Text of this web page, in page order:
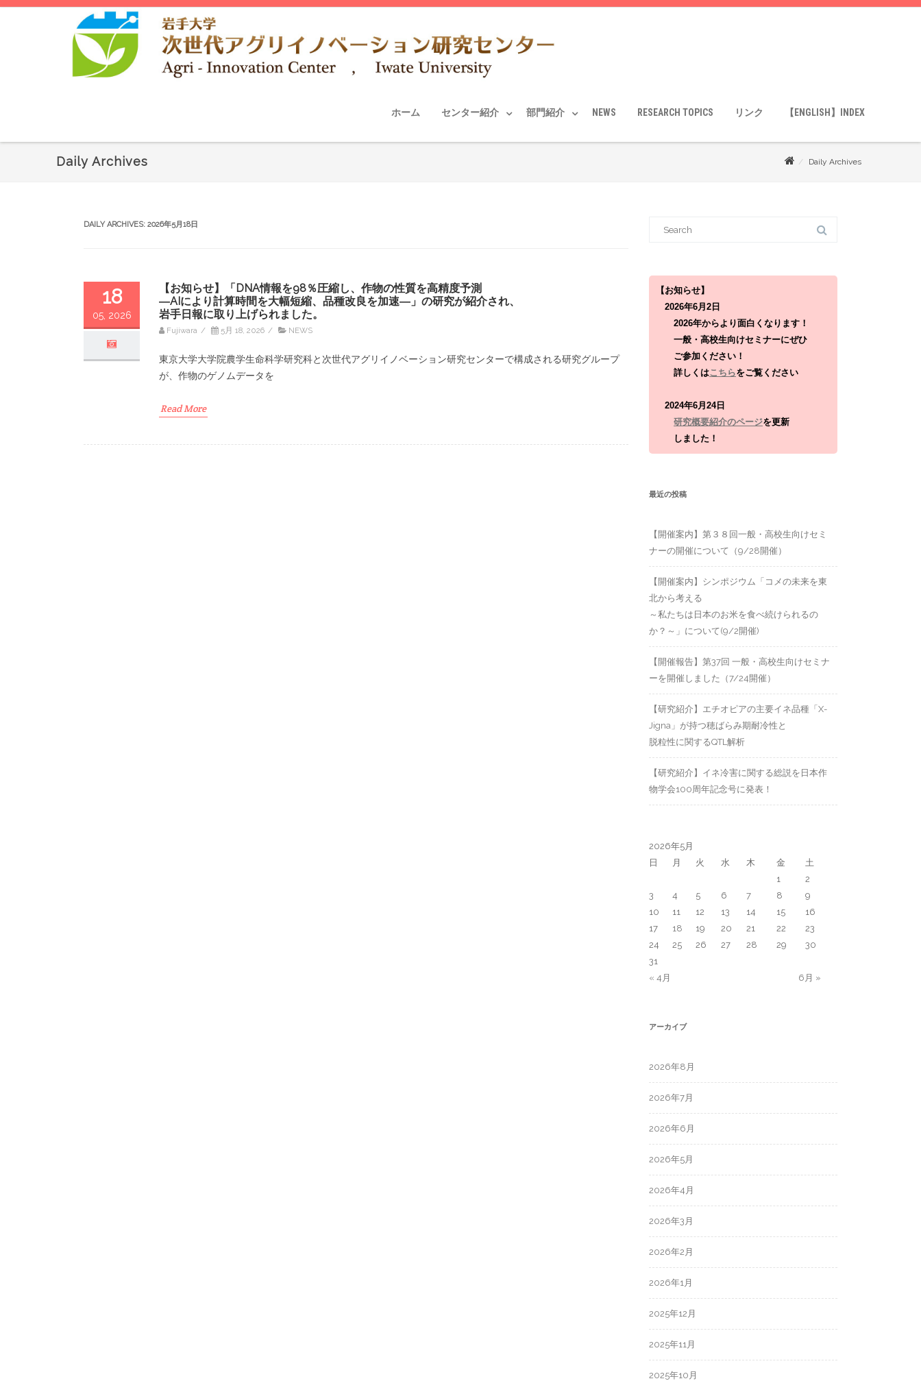
ホーム センター紹介 部門紹介 NEWS RESEARCH TOPICS リンク 【ENGLISH】INDEX
Daily Archives Daily Archives
DAILY ARCHIVES: 2026年5月18日
18
05, 2026
【お知らせ】「DNA情報を98％圧縮し、作物の性質を高精度予測
―AIにより計算時間を大幅短縮、品種改良を加速―」の研究が紹介され、
岩手日報に取り上げられました。
Fujiwara / 5月 18, 2026 / NEWS
東京大学大学院農学生命科学研究科と次世代アグリイノベーション研究センターで構成される研究グループ
が、作物のゲノムデータを
Read More
f
【お知らせ】
2026年6月2日
2026年からより面白くなります！
一般・高校生向けセミナーにぜひ
ご参加ください！
詳しくはこちらをご覧ください
2024年6月24日
研究概要紹介のページを更新
しました！
最近の投稿
【開催案内】第３８回一般・高校生向けセミ
ナーの開催について（9/28開催）
【開催案内】シンポジウム「コメの未来を東
北から考える
～私たちは日本のお米を食べ続けられるの
か？～」について(9/2開催)
【開催報告】第37回 一般・高校生向けセミナ
ーを開催しました（7/24開催）
【研究紹介】エチオピアの主要イネ品種「X-
Jigna」が持つ穂ばらみ期耐冷性と
脱粒性に関するQTL解析
【研究紹介】イネ冷害に関する総説を日本作
物学会100周年記念号に発表！
2026年5月
日
月 火 水 木 金 土
« 4月 6月 »
1
2
3
4 5 6 7 8
9
10
11 12 13 14 15
16
17
18 19 20 21 22
23
24
25 26 27 28 29
30
31
アーカイブ
2026年8月
2026年7月
2026年6月
2026年5月
2026年4月
2026年3月
2026年2月
2026年1月
2025年12月
2025年11月
2025年10月